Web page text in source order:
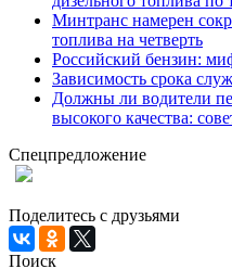
Минтранс намерен
топлива на четверть
Российский бензин:
Зависимость срока
Должны ли водители
высокого качества:
Спецпредложение
Поделитесь с друзьями
Поиск